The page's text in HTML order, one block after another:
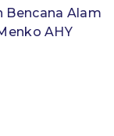
Bencana Alam
AHY